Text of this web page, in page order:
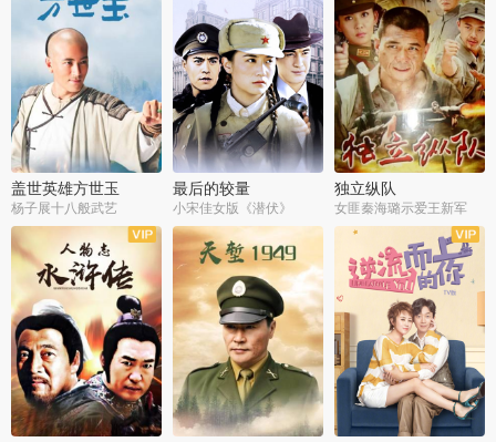
盖世英雄方世玉
杨子展十八般武艺
最后的较量
小宋佳女版《潜伏》
独立纵队
女匪秦海璐示爱王新军
全40集
全30集 全43集